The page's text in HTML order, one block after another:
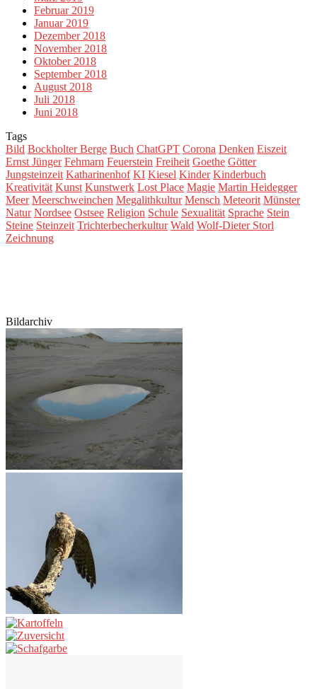
Februar 2019
Januar 2019
Dezember 2018
November 2018
Oktober 2018
September 2018
August 2018
Juli 2018
Juni 2018
Tags
Bild Bockholter Berge Buch ChatGPT Corona Denken Eiszeit
Ernst Jünger Fehmarn Feuerstein Freiheit Goethe Götter
Jungsteinzeit Katharinenhof KI Kiesel Kinder Kinderbuch
Kreativität Kunst Kunstwerk Lost Place Magie Martin Heidegger
Meer Meerschweinchen Megalithkultur Mensch Meteorit Münster
Natur Nordsee Ostsee Religion Schule Sexualität Sprache Stein
Steine Steinzeit Trichterbecherkultur Wald Wolf-Dieter Storl
Zeichnung
Bildarchiv